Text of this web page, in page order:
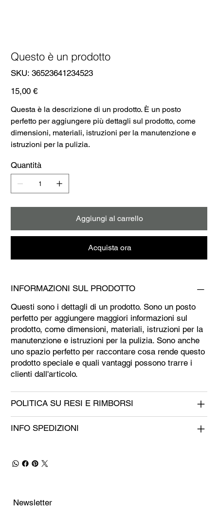
Questo è un prodotto
SKU: SKU
36523641234523
36523641234523
Prezzo
15,00 €
Questa è la descrizione di un prodotto. È un posto
perfetto per aggiungere più dettagli sul prodotto, come
dimensioni, materiali, istruzioni per la manutenzione e
istruzioni per la pulizia.
Quantità
Aggiungi al carrello
Acquista ora
INFORMAZIONI SUL PRODOTTO
Questi sono i dettagli di un prodotto. Sono un posto
perfetto per aggiungere maggiori informazioni sul
prodotto, come dimensioni, materiali, istruzioni per la
manutenzione e istruzioni per la pulizia. Sono anche
uno spazio perfetto per raccontare cosa rende questo
prodotto speciale e quali vantaggi possono trarre i
clienti dall'articolo.
POLITICA SU RESI E RIMBORSI
INFO SPEDIZIONI
Newsletter